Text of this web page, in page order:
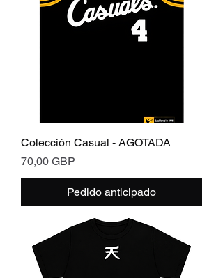
Colección Casual - AGOTADA
Precio
70,00 GBP
Pedido anticipado